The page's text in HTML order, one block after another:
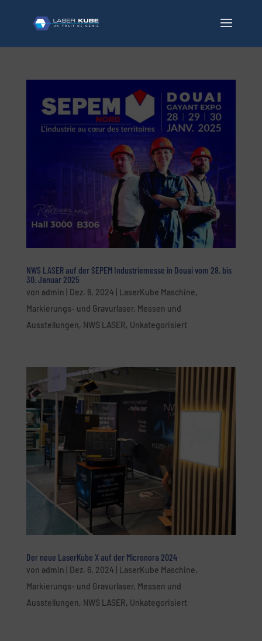
NWS LASER auf der SEPEM Industriemesse in Douai vom 28. bis
30. Januar 2025
von admin Dez. 6, 2024 LaserKube Maschine,
Markierungs- und Gravurlaser, Messen und
Ausstellungen, NWS LASER, Unkategorisiert
Der neue LaserKube X auf der Micronora 2024
von admin Dez. 6, 2024 LaserKube Maschine,
Markierungs- und Gravurlaser, Messen und
Ausstellungen, NWS LASER, Unkategorisiert